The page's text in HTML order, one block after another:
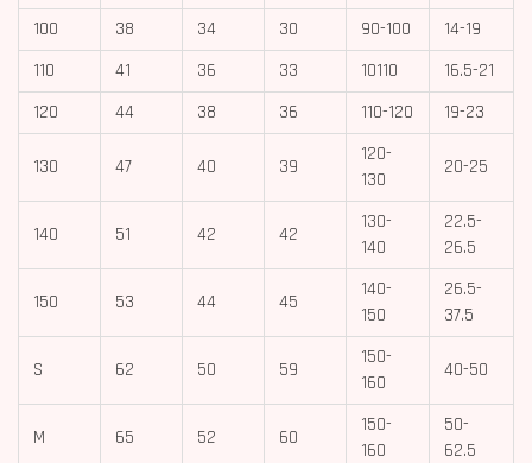
100 38 34 30 90-100
14-19
110
41 36 33 10110
16.5-21
120
44 38 36 110-120 19-23
130 47 40 39
120-
130
20-25
140 51 42 42
130-
140
22.5-
26.5
150 53 44 45
140-
150
26.5-
37.5
S 62 50 59
150-
160
40-50
M 65 52 60
150-
160
50-
62.5